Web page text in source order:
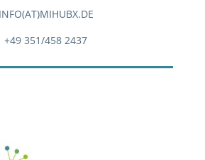
INFO(AT)MIHUBX.DE
+49 351/458 2437